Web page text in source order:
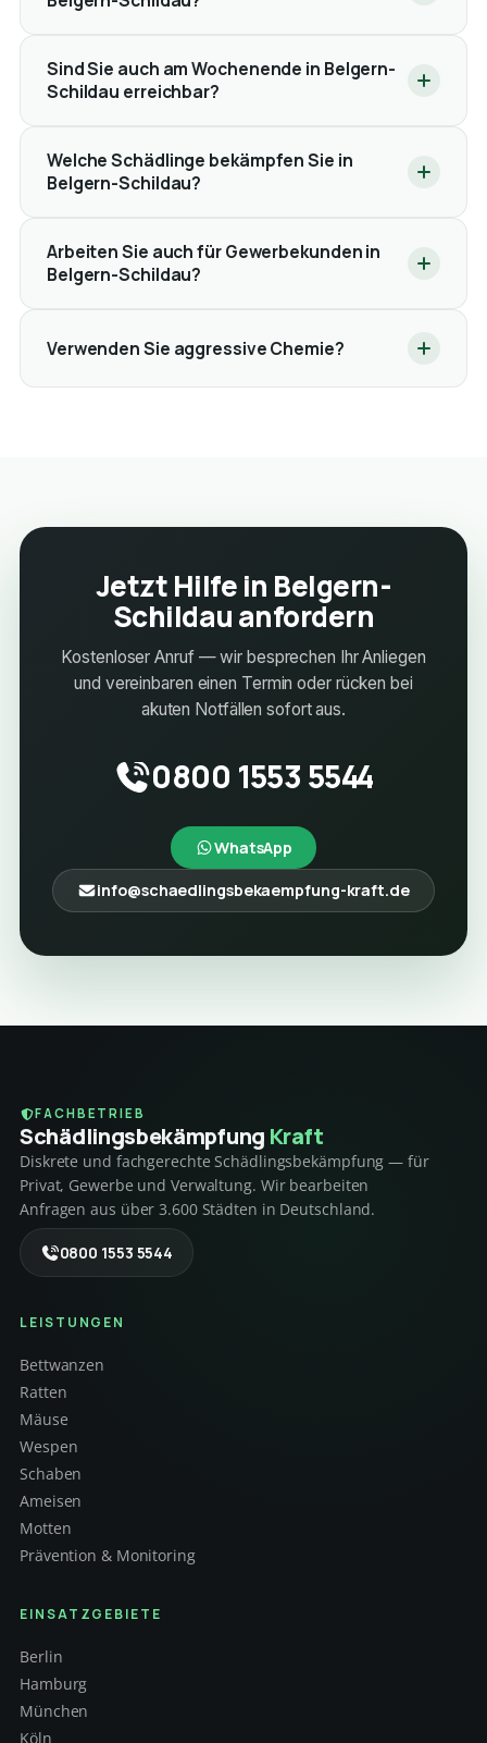
Sind Sie auch am Wochenende in Belgern-
Schildau erreichbar?
Welche Schädlinge bekämpfen Sie in
Belgern-Schildau?
Arbeiten Sie auch für Gewerbekunden in
Belgern-Schildau?
Verwenden Sie aggressive Chemie?
Jetzt Hilfe in Belgern-
Schildau anfordern
Kostenloser Anruf — wir besprechen Ihr Anliegen
und vereinbaren einen Termin oder rücken bei
akuten Notfällen sofort aus.
0800 1553 5544
WhatsApp
info@schaedlingsbekaempfung-kraft.de
FACHBETRIEB
Schädlings­bekämpfung Kraft
Diskrete und fachgerechte Schädlingsbekämpfung — für
Privat, Gewerbe und Verwaltung. Wir bearbeiten
Anfragen aus über 3.600 Städten in Deutschland.
0800 1553 5544
LEISTUNGEN
Bettwanzen
Ratten
Mäuse
Wespen
Schaben
Ameisen
Motten
Prävention & Monitoring
EINSATZGEBIETE
Berlin
Hamburg
München
Köln